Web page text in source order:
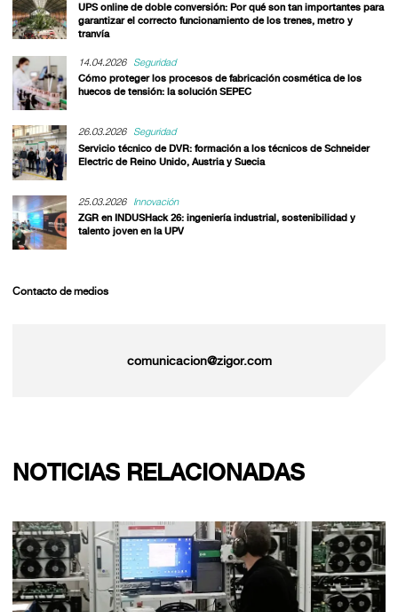
UPS online de doble conversión: Por qué son tan importantes para
garantizar el correcto funcionamiento de los trenes, metro y
tranvía
14.04.2026
Seguridad
Cómo proteger los procesos de fabricación cosmética de los
huecos de tensión: la solución SEPEC
26.03.2026
Seguridad
Servicio técnico de DVR: formación a los técnicos de Schneider
Electric de Reino Unido, Austria y Suecia
25.03.2026
Innovación
ZGR en INDUSHack 26: ingeniería industrial, sostenibilidad y
talento joven en la UPV
Contacto de medios
comunicacion@zigor.com
NOTICIAS RELACIONADAS